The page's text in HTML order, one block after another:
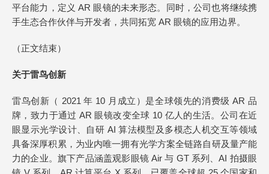
平台能力，定义 AR 眼镜的未来形态。同时，公司也将继续携
手生态合作伙伴与开发者，共同拓宽 AR 眼镜的应用边界。
（正文结束）
关于雷鸟创新
雷鸟创新（ 2021 年 10 月成立）是全球领先的消费级 AR 品
牌，致力于通过 AR 眼镜改变全球 10 亿人的生活。公司在近
眼显示光学设计、自研 AI 算法模型及多模态人机交互等领域
具备深厚积累，为业内唯一拥有光学方案全链路自研及量产能
力的企业。旗下产品涵盖观影眼镜 Air 与 GT 系列、AI 拍摄眼